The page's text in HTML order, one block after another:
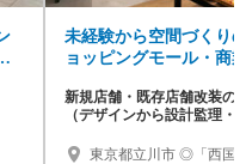
未経験から空間づくり
ョッピングモール・商
当する空間ディレクタ
新規店舗・既存店舗改装の
（デザインから設計監理・
東京都立川市 ◎「西国